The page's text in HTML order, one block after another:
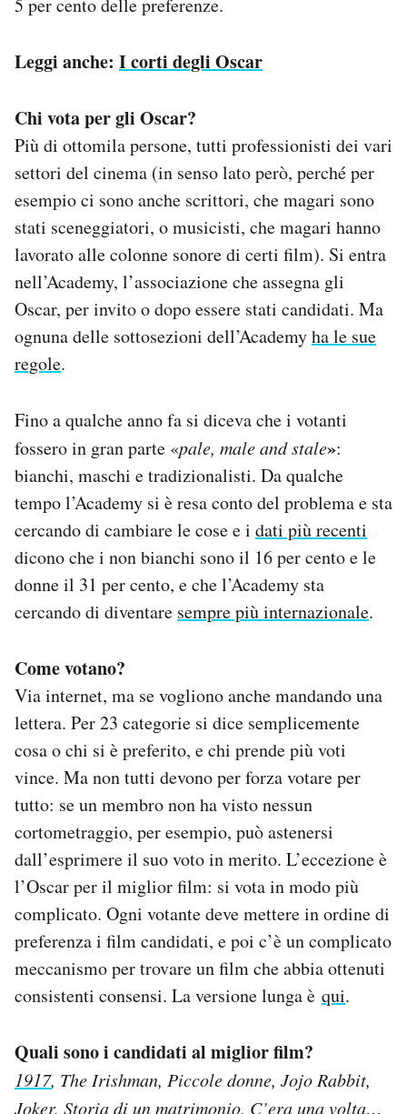
5 per cento delle preferenze.
Leggi anche: I corti degli Oscar
Chi vota per gli Oscar?
Più di ottomila persone, tutti professionisti dei vari
settori del cinema (in senso lato però, perché per
esempio ci sono anche scrittori, che magari sono
stati sceneggiatori, o musicisti, che magari hanno
lavorato alle colonne sonore di certi film). Si entra
nell’Academy, l’associazione che assegna gli
Oscar, per invito o dopo essere stati candidati. Ma
ognuna delle sottosezioni dell’Academyha le sue
regole.
Fino a qualche anno fa si diceva che i votanti
fossero in gran parte «pale, male and stale»:
bianchi, maschi e tradizionalisti. Da qualche
tempo l’Academy si è resa conto del problema e sta
cercando di cambiare le cose e i dati più recenti
dicono che i non bianchi sono il 16 per cento e le
donne il 31 per cento, e che l’Academy sta
cercando di diventare sempre più internazionale.
Come votano?
Via internet, ma se vogliono anche mandando una
lettera. Per 23 categorie si dice semplicemente
cosa o chi si è preferito, e chi prende più voti
vince. Ma non tutti devono per forza votare per
tutto: se un membro non ha visto nessun
cortometraggio, per esempio, può astenersi
dall’esprimere il suo voto in merito. L’eccezione è
l’Oscar per il miglior film: si vota in modo più
complicato. Ogni votante deve mettere in ordine di
preferenza i film candidati, e poi c’è un complicato
meccanismo per trovare un film che abbia ottenuti
consistenti consensi. La versione lunga è qui.
Quali sono i candidati al miglior film?
1917, The Irishman, Piccole donne, Jojo Rabbit,
Joker, Storia di un matrimonio, C’era una volta…